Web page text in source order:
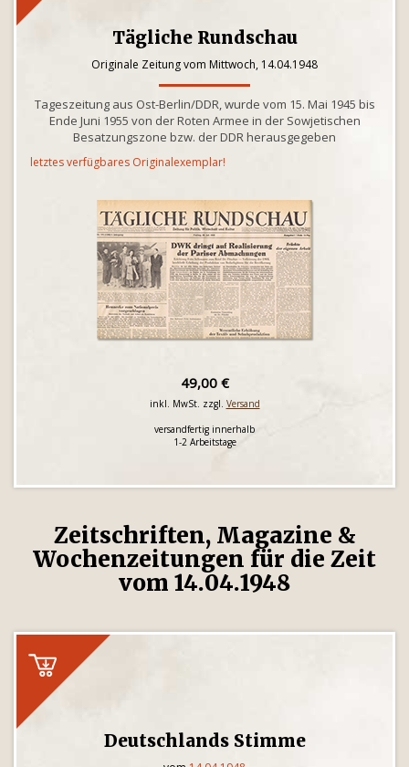
Tägliche Rundschau
Originale Zeitung vom Mittwoch, 14.04.1948
Tageszeitung aus Ost-Berlin/DDR, wurde vom 15. Mai 1945 bis
Ende Juni 1955 von der Roten Armee in der Sowjetischen
Besatzungszone bzw. der DDR herausgegeben
letztes verfügbares Originalexemplar!
49,00 €
inkl. MwSt. zzgl. Versand
versandfertig innerhalb
1-2 Arbeitstage
Zeitschriften, Magazine &
Wochenzeitungen für die Zeit
vom 14.04.1948
Deutschlands Stimme